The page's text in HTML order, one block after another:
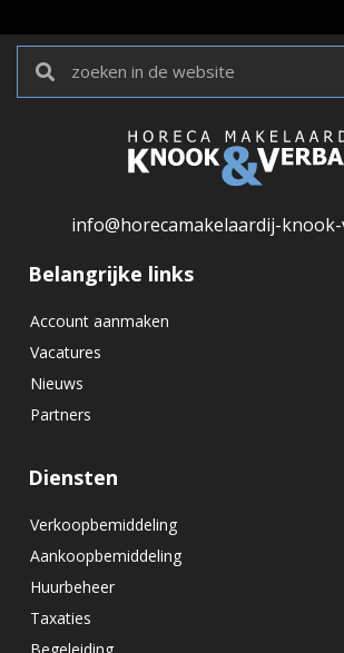
info@horecamakelaardij-
Belangrijke links
Account aanmaken
Vacatures
Nieuws
Partners
Diensten
Verkoopbemiddeling
Aankoopbemiddeling
Huurbeheer
Taxaties